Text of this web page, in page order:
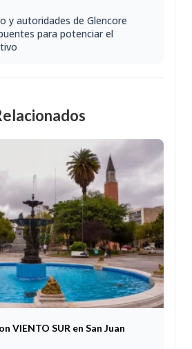
y autoridades de Glencore
para potenciar el
VIENTO SUR en San Juan